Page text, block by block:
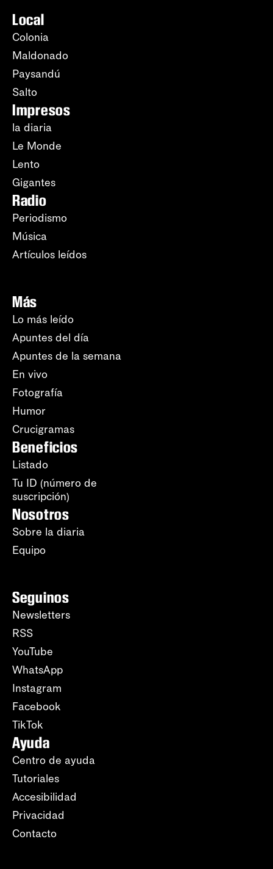
Local
Colonia
Maldonado
Paysandú
Salto
Impresos
la diaria
Le Monde
Lento
Gigantes
Radio
Periodismo
Música
Artículos leídos
Más
Lo más leído
Apuntes del día
Apuntes de la semana
En vivo
Fotografía
Humor
Crucigramas
Beneficios
Listado
Tu ID (número de
suscripción)
Nosotros
Sobre la diaria
Equipo
Seguinos
Newsletters
RSS
YouTube
WhatsApp
Instagram
Facebook
TikTok
Ayuda
Centro de ayuda
Tutoriales
Accesibilidad
Privacidad
Contacto